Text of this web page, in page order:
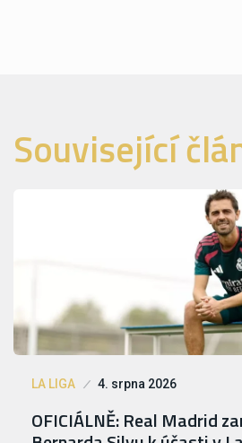
Související
LA LIGA 4. srpna 2026
OFICIÁLNĚ: Real Madrid